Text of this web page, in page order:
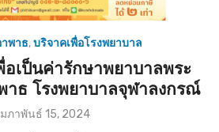
พาธ,บริจาคเพื่อโรงพยาบาล
เป็นค่ารักษาพยาบาลพระ
ธ โรงพยาบาลจุฬาลงกรณ์
ภาพันธ์ 15, 2024